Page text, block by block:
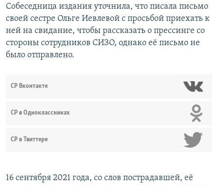
Собеседница издания уточнила, что писала письмо
своей сестре Ольге Иевлевой с просьбой приехать к
ней на свидание, чтобы рассказать о прессинге со
стороны сотрудников СИЗО, однако её письмо не
было отправлено.
СР Вконтакте
СР в Одноклассниках
СР в Твиттере
16 сентября 2021 года, со слов пострадавшей, её